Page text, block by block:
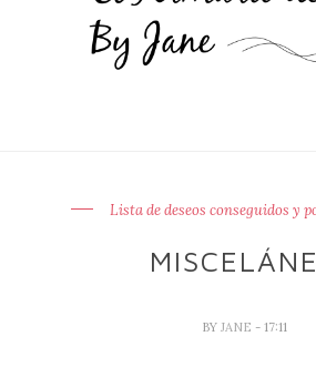
Lista de deseos conseguidos y
BYJANE - 17:11